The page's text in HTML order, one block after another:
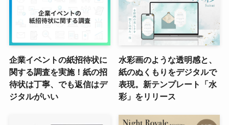
企業イベントの紙招待状に
関する調査を実施！紙の招
待状は丁寧、でも返信はデ
ジタルがいい
水彩画のような透明感と、
紙のぬくもりをデジタルで
表現。新テンプレート「水
彩」をリリース